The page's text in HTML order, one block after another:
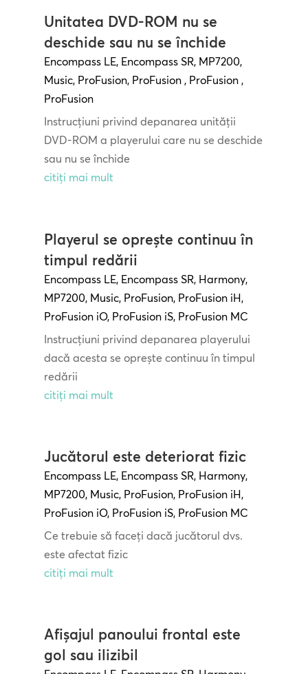
Unitatea DVD-ROM nu se
deschide sau nu se închide
Encompass LE, Encompass SR, MP7200,
Music, ProFusion, ProFusion , ProFusion ,
ProFusion
Instrucțiuni privind depanarea unității
DVD-ROM a playerului care nu se deschide
sau nu se închide
citiți mai mult
Playerul se oprește continuu în
timpul redării
Encompass LE, Encompass SR, Harmony,
MP7200, Music, ProFusion, ProFusion iH,
ProFusion iO, ProFusion iS, ProFusion MC
Instrucțiuni privind depanarea playerului
dacă acesta se oprește continuu în timpul
redării
citiți mai mult
Jucătorul este deteriorat fizic
Encompass LE, Encompass SR, Harmony,
MP7200, Music, ProFusion, ProFusion iH,
ProFusion iO, ProFusion iS, ProFusion MC
Ce trebuie să faceți dacă jucătorul dvs.
este afectat fizic
citiți mai mult
Afișajul panoului frontal este
gol sau ilizibil